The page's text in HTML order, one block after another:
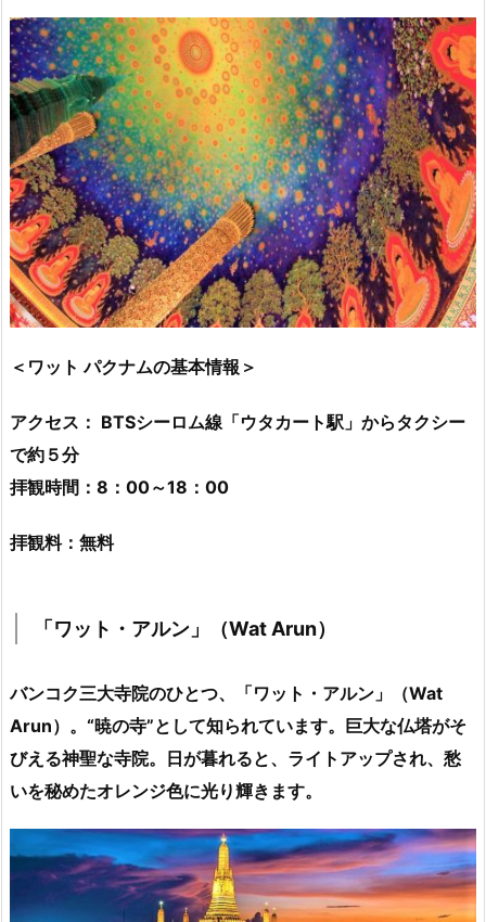
＜ワット パクナムの基本情報＞
アクセス： BTSシーロム線「ウタカート駅」からタクシー
で約５分
拝観時間：8：00～18：00
拝観料：無料
「ワット・アルン」（Wat Arun）
バンコク三大寺院のひとつ、「ワット・アルン」（Wat
Arun）。“暁の寺”として知られています。巨大な仏塔がそ
びえる神聖な寺院。日が暮れると、ライトアップされ、愁
いを秘めたオレンジ色に光り輝きます。